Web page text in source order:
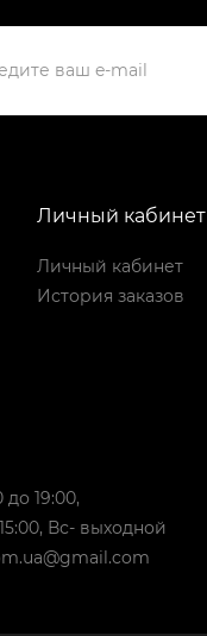
Личный кабинет
Личный кабинет
История заказов
19:00,
Вс- выходной